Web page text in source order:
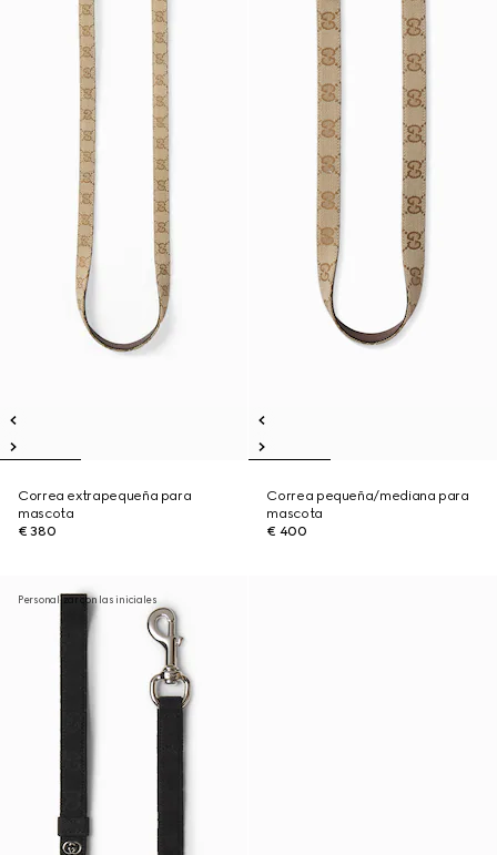
Correa extrapequeña para
mascota
€ 380
Correa pequeña/mediana para
mascota
€ 400
Personalizar con las iniciales